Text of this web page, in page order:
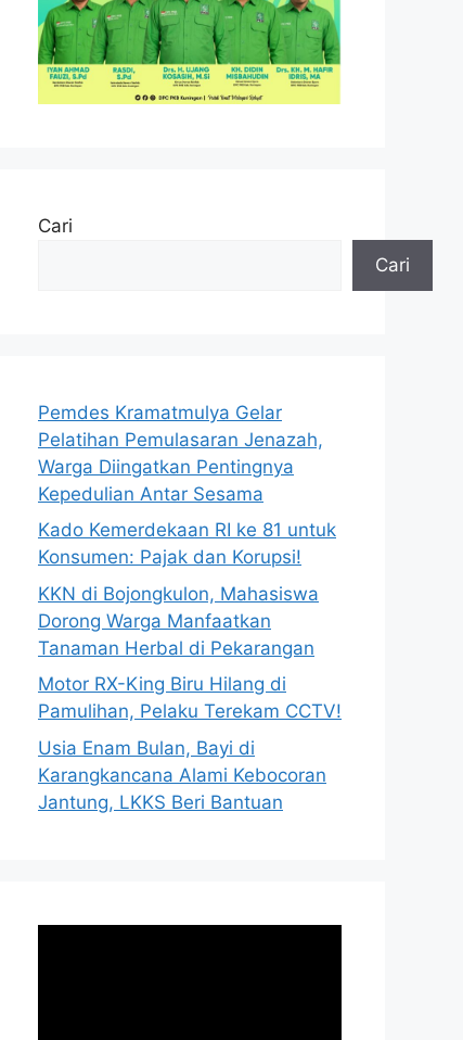
Cari
Cari
Pemdes Kramatmulya Gelar
Pelatihan Pemulasaran Jenazah,
Warga Diingatkan Pentingnya
Kepedulian Antar Sesama
Kado Kemerdekaan RI ke 81 untuk
Konsumen: Pajak dan Korupsi!
KKN di Bojongkulon, Mahasiswa
Dorong Warga Manfaatkan
Tanaman Herbal di Pekarangan
Motor RX-King Biru Hilang di
Pamulihan, Pelaku Terekam CCTV!
Usia Enam Bulan, Bayi di
Karangkancana Alami Kebocoran
Jantung, LKKS Beri Bantuan